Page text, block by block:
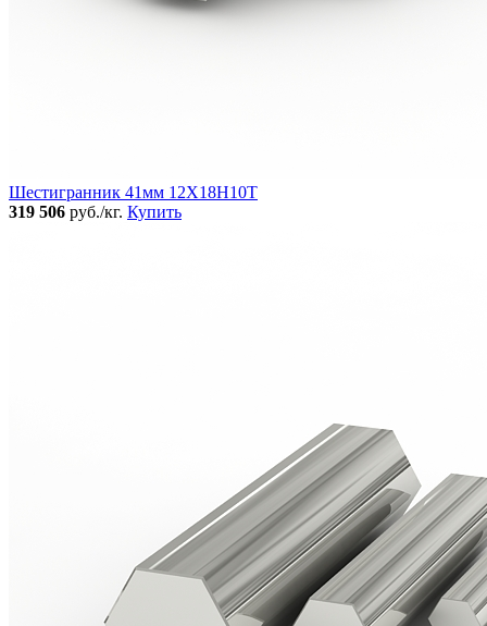
Шестигранник 41мм 12Х18Н10Т
319 506 руб./кг. Купить